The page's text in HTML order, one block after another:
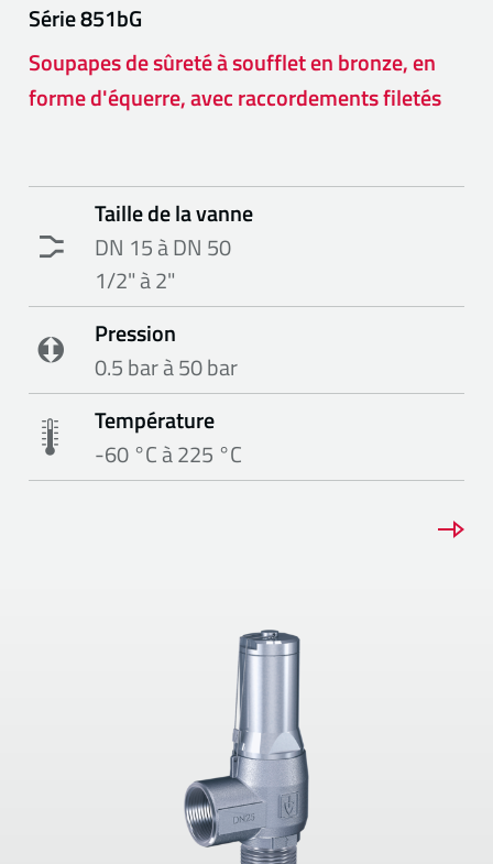
Série851bG
Soupapes de sûreté à soufflet en bronze, en
forme d'équerre, avec raccordements filetés
Taille de la vanne
DN 15 à DN 50
1/2" à 2"
Pression
0.5 bar à 50 bar
Température
-60 °C à 225 °C